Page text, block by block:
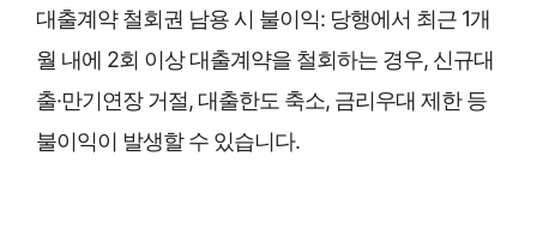
대출계약 철회권 남용 시 불이익: 당행에서 최근 1개
월 내에 2회 이상 대출계약을 철회하는 경우, 신규대
출·만기연장 거절, 대출한도 축소, 금리우대 제한 등
불이익이 발생할 수 있습니다.